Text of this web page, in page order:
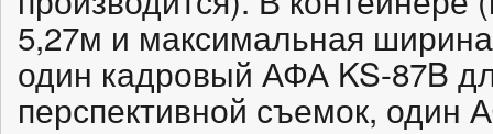
5,27м и максимальная
один кадровый АФА KS-87B
перспективной съемок, один